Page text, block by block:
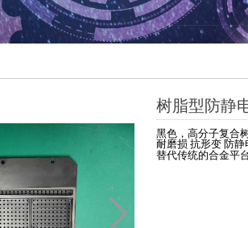
树脂型防静
黑色，高分子复合
耐磨损 抗形变 防静
替代传统的合金平